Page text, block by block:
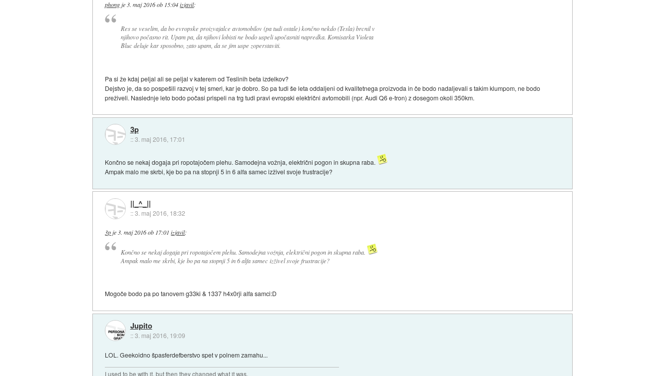
phongje3. maj 2016 ob 15:04 izjavil:
Res se veselim, da bo evropske proizvajalce avtomobilov (pa tudi ostale) končno nekdo (Tesla) brcnil v
njihovo počasno rit. Upam pa, da njihovi lobisti ne bodo uspeli upočasniti napredka. Komisarka Violeta
Bluc deluje kar sposobno, zato upam, da se jim uspe zoperstaviti.
Pa si že kdaj peljal ali se peljal v katerem od Teslinih beta izdelkov?
Dejstvo je, da so pospešili razvoj v tej smeri, kar je dobro. So pa tudi še leta oddaljeni od kvalitetnega proizvoda in če bodo nadaljevali s takim klumpom, ne bodo
preživeli. Naslednje leto bodo počasi prispeli na trg tudi pravi evropski električni avtomobili (npr. Audi Q6 e-tron) z dosegom okoli 350km.
3p
::3. maj 2016, 17:01
Končno se nekaj dogaja pri ropotajočem plehu. Samodejna vožnja, električni pogon in skupna raba.
Ampak malo me skrbi, kje bo pa na stopnji 5 in 6 alfa samec izživel svoje frustracije?
||_^_||
::3. maj 2016, 18:32
3p je 3. maj 2016 ob 17:01 izjavil:
Končno se nekaj dogaja pri ropotajočem plehu. Samodejna vožnja, električni pogon in skupna raba.
Ampak malo me skrbi, kje bo pa na stopnji 5 in 6 alfa samec izživel svoje frustracije?
Mogoče bodo pa po tanovem g33ki & 1337 h4x0rji alfa samci:D
Jupito
::3. maj 2016, 19:09
LOL. Geekoidno špasferdefberstvo spet v polnem zamahu...
I used to be with it, but then they changed what it was.